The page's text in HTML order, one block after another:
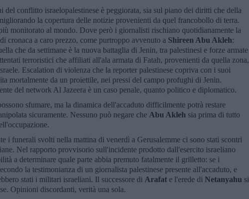
del conflitto israelopalestinese è peggiorata, sia sul piano dei diritti che della
la copertura delle notizie provenienti da quel francobollo di terra.
monitorato al mondo. Dove però i giornalisti rischiano quotidianamente la
cronaca a caro prezzo, come purtroppo avvenuto a Shireen Abu Akleh:
che da settimane è la nuova battaglia di Jenin, tra palestinesi e forze armate
terroristici che affiliati all'ala armata di Fatah, provenienti da quella zona,
Escalation di violenza che la reporter palestinese copriva con i suoi
mortalmente da un proiettile, nei pressi del campo profughi di Jenin.
del network Al Jazeera è un caso penale, quanto politico e diplomatico.
sfumare, ma la dinamica dell'accaduto difficilmente potrà restare
sicuramente. Nessuno può negare che Abu Akleh sia prima di tutto
i funerali svolti nella mattina di venerdì a Gerusalemme ci sono stati scontri
Nel rapporto provvisorio sull'incidente prodotto dall'esercito israeliano
a determinare quale parte abbia premuto fatalmente il grilletto: se i
la testimonianza di un giornalista palestinese presente all'accaduto, e
stati i militari israeliani. Il successore di Arafat e l'erede di Netanyahu si
Opinioni discordanti, verità una sola.